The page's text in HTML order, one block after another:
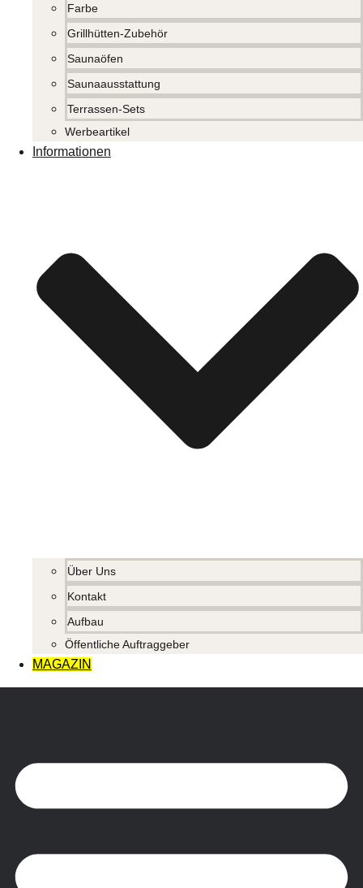
Farbe
Grillhütten-Zubehör
Saunaöfen
Saunaausstattung
Terrassen-Sets
Werbeartikel
Informationen
Über Uns
Kontakt
Aufbau
Öffentliche Auftraggeber
MAGAZIN